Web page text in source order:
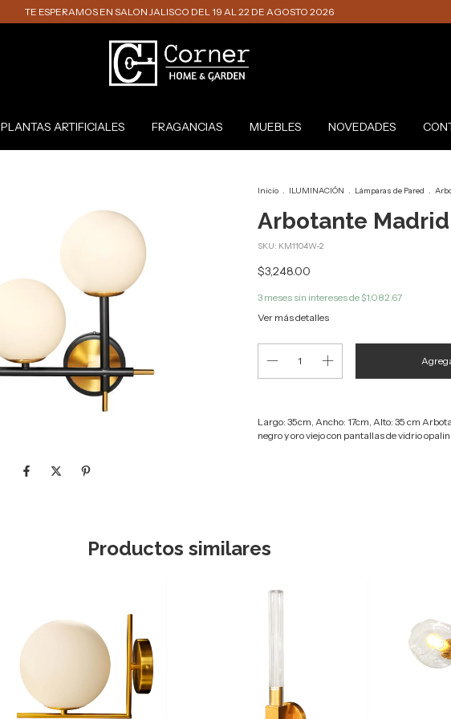
TE ESPERAMOS EN SALON JALISCO DEL 19 AL 22 DE AGOSTO 2026
PLANTAS ARTIFICIALES FRAGANCIAS MUEBLES NOVEDADES
Inicio . ILUMINACIÓN . Lámparas de Pared .
Arbotante
SKU: KM1104W-2
$3,248.00
3 meses sin intereses de $1,082.67
Ver más detalles
Largo: 35cm, Ancho: 17cm, Alto: 35 cm
negro y oro viejo con pantallas de vidrio
Productos similares